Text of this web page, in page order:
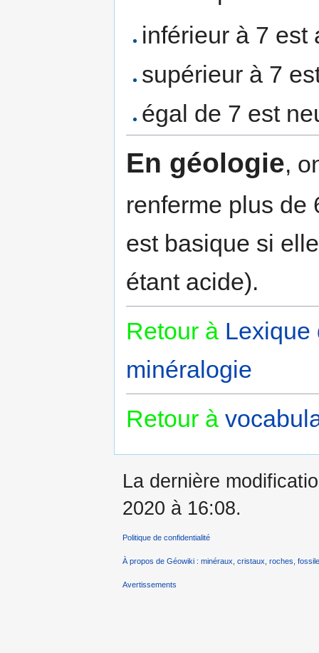
inférieur à 7 est
supérieur à 7
égal de 7 est
En géologie,
renferme plus de
est basique si
étant acide).
Retour à Lexique
minéralogie
Retour à
La dernière
2020 à 16:08.
Politique de confidentialité
À propos de Géowiki : minéraux, cristaux, roches,
Avertissements